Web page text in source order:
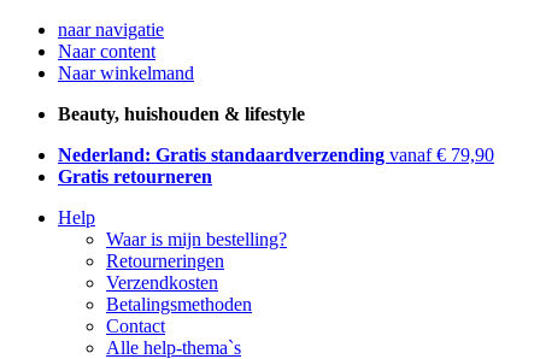
naar navigatie
Naar content
Naar winkelmand
Beauty, huishouden & lifestyle
Nederland: Gratis standaardverzending vanaf € 79,90
Gratis retourneren
Help
Waar is mijn bestelling?
Retourneringen
Verzendkosten
Betalingsmethoden
Contact
Alle help-thema`s